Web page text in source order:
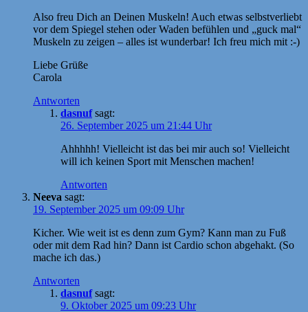
Also freu Dich an Deinen Muskeln! Auch etwas selbstverliebt
vor dem Spiegel stehen oder Waden befühlen und „guck mal“
Muskeln zu zeigen – alles ist wunderbar! Ich freu mich mit :-)
Liebe Grüße
Carola
Antworten
dasnuf sagt:
26. September 2025 um 21:44 Uhr
Ahhhhh! Vielleicht ist das bei mir auch so! Vielleicht
will ich keinen Sport mit Menschen machen!
Antworten
Neeva sagt:
19. September 2025 um 09:09 Uhr
Kicher. Wie weit ist es denn zum Gym? Kann man zu Fuß
oder mit dem Rad hin? Dann ist Cardio schon abgehakt. (So
mache ich das.)
Antworten
dasnuf sagt:
9. Oktober 2025 um 09:23 Uhr